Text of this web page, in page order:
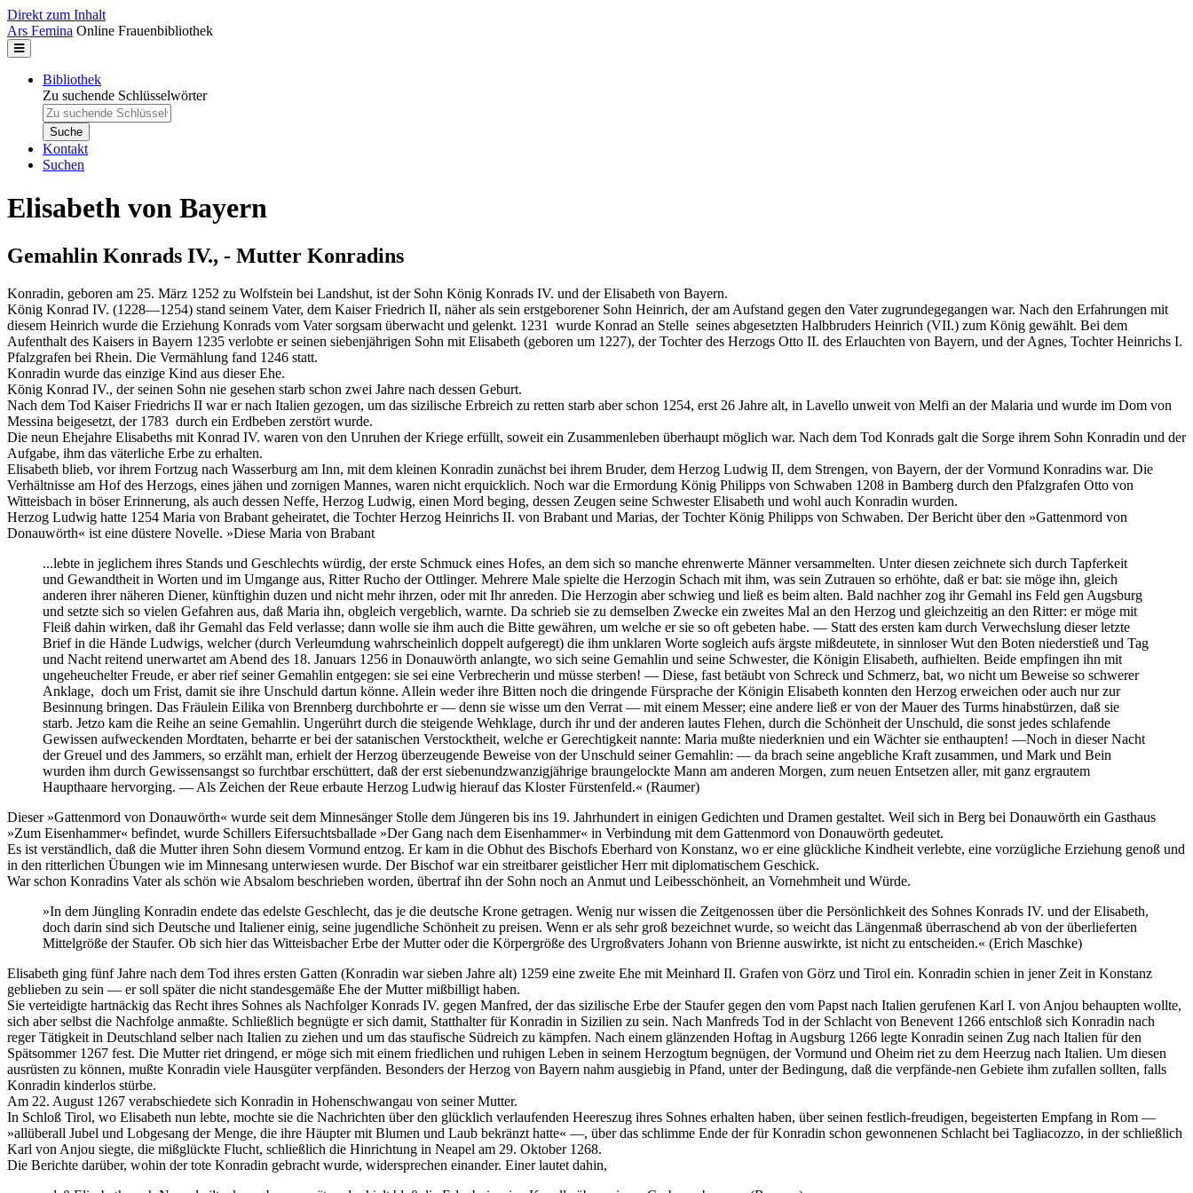
Direkt zum Inhalt
Ars Femina Online Frauenbibliothek
Bibliothek
Zu suchende Schlüsselwörter
Kontakt
Suchen
Elisabeth von Bayern
Gemahlin Konrads IV., - Mutter Konradins
Konradin, geboren am 25. März 1252 zu Wolfstein bei Landshut, ist der Sohn König Konrads IV. und der Elisabeth von Bayern.
König Konrad IV. (1228—1254) stand seinem Vater, dem Kaiser Friedrich II, näher als sein erstgeborener Sohn Heinrich, der am Aufstand gegen den Vater zugrundegegangen war. Nach den Erfahrungen mit
diesem Heinrich wurde die Erziehung Konrads vom Vater sorgsam überwacht und gelenkt. 1231 wurde Konrad an Stelle seines abgesetzten Halbbruders Heinrich (VII.) zum König gewählt. Bei dem
Aufenthalt des Kaisers in Bayern 1235 verlobte er seinen siebenjährigen Sohn mit Elisabeth (geboren um 1227), der Tochter des Herzogs Otto II. des Erlauchten von Bayern, und der Agnes, Tochter Heinrichs I.
Pfalzgrafen bei Rhein. Die Vermählung fand 1246 statt.
Konradin wurde das einzige Kind aus dieser Ehe.
König Konrad IV., der seinen Sohn nie gesehen starb schon zwei Jahre nach dessen Geburt.
Nach dem Tod Kaiser Friedrichs II war er nach Italien gezogen, um das sizilische Erbreich zu retten starb aber schon 1254, erst 26 Jahre alt, in Lavello unweit von Melfi an der Malaria und wurde im Dom von
Messina beigesetzt, der 1783 durch ein Erdbeben zerstört wurde.
Die neun Ehejahre Elisabeths mit Konrad IV. waren von den Unruhen der Kriege erfüllt, soweit ein Zusammenleben überhaupt möglich war. Nach dem Tod Konrads galt die Sorge ihrem Sohn Konradin und der
Aufgabe, ihm das väterliche Erbe zu erhalten.
Elisabeth blieb, vor ihrem Fortzug nach Wasserburg am Inn, mit dem kleinen Konradin zunächst bei ihrem Bruder, dem Herzog Ludwig II, dem Strengen, von Bayern, der der Vormund Konradins war. Die
Verhältnisse am Hof des Herzogs, eines jähen und zornigen Mannes, waren nicht erquicklich. Noch war die Ermordung König Philipps von Schwaben 1208 in Bamberg durch den Pfalzgrafen Otto von
Witteisbach in böser Erinnerung, als auch dessen Neffe, Herzog Ludwig, einen Mord beging, dessen Zeugen seine Schwester Elisabeth und wohl auch Konradin wurden.
Herzog Ludwig hatte 1254 Maria von Brabant geheiratet, die Tochter Herzog Heinrichs II. von Brabant und Marias, der Tochter König Philipps von Schwaben. Der Bericht über den »Gattenmord von
Donauwörth« ist eine düstere Novelle. »Diese Maria von Brabant
...lebte in jeglichem ihres Stands und Geschlechts würdig, der erste Schmuck eines Hofes, an dem sich so manche ehrenwerte Männer versammelten. Unter diesen zeichnete sich durch Tapferkeit
und Gewandtheit in Worten und im Umgange aus, Ritter Rucho der Ottlinger. Mehrere Male spielte die Herzogin Schach mit ihm, was sein Zutrauen so erhöhte, daß er bat: sie möge ihn, gleich
anderen ihrer näheren Diener, künftighin duzen und nicht mehr ihrzen, oder mit Ihr anreden. Die Herzogin aber schwieg und ließ es beim alten. Bald nachher zog ihr Gemahl ins Feld gen Augsburg
und setzte sich so vielen Gefahren aus, daß Maria ihn, obgleich vergeblich, warnte. Da schrieb sie zu demselben Zwecke ein zweites Mal an den Herzog und gleichzeitig an den Ritter: er möge mit
Fleiß dahin wirken, daß ihr Gemahl das Feld verlasse; dann wolle sie ihm auch die Bitte gewähren, um welche er sie so oft gebeten habe. — Statt des ersten kam durch Verwechslung dieser letzte
Brief in die Hände Ludwigs, welcher (durch Verleumdung wahrscheinlich doppelt aufgeregt) die ihm unklaren Worte sogleich aufs ärgste mißdeutete, in sinnloser Wut den Boten niederstieß und Tag
und Nacht reitend unerwartet am Abend des 18. Januars 1256 in Donauwörth anlangte, wo sich seine Gemahlin und seine Schwester, die Königin Elisabeth, aufhielten. Beide empfingen ihn mit
ungeheuchelter Freude, er aber rief seiner Gemahlin entgegen: sie sei eine Verbrecherin und müsse sterben! — Diese, fast betäubt von Schreck und Schmerz, bat, wo nicht um Beweise so schwerer
Anklage, doch um Frist, damit sie ihre Unschuld dartun könne. Allein weder ihre Bitten noch die dringende Fürsprache der Königin Elisabeth konnten den Herzog erweichen oder auch nur zur
Besinnung bringen. Das Fräulein Eilika von Brennberg durchbohrte er — denn sie wisse um den Verrat — mit einem Messer; eine andere ließ er von der Mauer des Turms hinabstürzen, daß sie
starb. Jetzo kam die Reihe an seine Gemahlin. Ungerührt durch die steigende Wehklage, durch ihr und der anderen lautes Flehen, durch die Schönheit der Unschuld, die sonst jedes schlafende
Gewissen aufweckenden Mordtaten, beharrte er bei der satanischen Verstocktheit, welche er Gerechtigkeit nannte: Maria mußte niederknien und ein Wächter sie enthaupten! —Noch in dieser Nacht
der Greuel und des Jammers, so erzählt man, erhielt der Herzog überzeugende Beweise von der Unschuld seiner Gemahlin: — da brach seine angebliche Kraft zusammen, und Mark und Bein
wurden ihm durch Gewissensangst so furchtbar erschüttert, daß der erst siebenundzwanzigjährige braungelockte Mann am anderen Morgen, zum neuen Entsetzen aller, mit ganz ergrautem
Haupthaare hervorging. — Als Zeichen der Reue erbaute Herzog Ludwig hierauf das Kloster Fürstenfeld.« (Raumer)
Dieser »Gattenmord von Donauwörth« wurde seit dem Minnesänger Stolle dem Jüngeren bis ins 19. Jahrhundert in einigen Gedichten und Dramen gestaltet. Weil sich in Berg bei Donauwörth ein Gasthaus
»Zum Eisenhammer« befindet, wurde Schillers Eifersuchtsballade »Der Gang nach dem Eisenhammer« in Verbindung mit dem Gattenmord von Donauwörth gedeutet.
Es ist verständlich, daß die Mutter ihren Sohn diesem Vormund entzog. Er kam in die Obhut des Bischofs Eberhard von Konstanz, wo er eine glückliche Kindheit verlebte, eine vorzügliche Erziehung genoß und
in den ritterlichen Übungen wie im Minnesang unterwiesen wurde. Der Bischof war ein streitbarer geistlicher Herr mit diplomatischem Geschick.
War schon Konradins Vater als schön wie Absalom beschrieben worden, übertraf ihn der Sohn noch an Anmut und Leibesschönheit, an Vornehmheit und Würde.
»In dem Jüngling Konradin endete das edelste Geschlecht, das je die deutsche Krone getragen. Wenig nur wissen die Zeitgenossen über die Persönlichkeit des Sohnes Konrads IV. und der Elisabeth,
doch darin sind sich Deutsche und Italiener einig, seine jugendliche Schönheit zu preisen. Wenn er als sehr groß bezeichnet wurde, so weicht das Längenmaß überraschend ab von der überlieferten
Mittelgröße der Staufer. Ob sich hier das Witteisbacher Erbe der Mutter oder die Körpergröße des Urgroßvaters Johann von Brienne auswirkte, ist nicht zu entscheiden.« (Erich Maschke)
Elisabeth ging fünf Jahre nach dem Tod ihres ersten Gatten (Konradin war sieben Jahre alt) 1259 eine zweite Ehe mit Meinhard II. Grafen von Görz und Tirol ein. Konradin schien in jener Zeit in Konstanz
geblieben zu sein — er soll später die nicht standesgemäße Ehe der Mutter mißbilligt haben.
Sie verteidigte hartnäckig das Recht ihres Sohnes als Nachfolger Konrads IV. gegen Manfred, der das sizilische Erbe der Staufer gegen den vom Papst nach Italien gerufenen Karl I. von Anjou behaupten wollte,
sich aber selbst die Nachfolge anmaßte. Schließlich begnügte er sich damit, Statthalter für Konradin in Sizilien zu sein. Nach Manfreds Tod in der Schlacht von Benevent 1266 entschloß sich Konradin nach
reger Tätigkeit in Deutschland selber nach Italien zu ziehen und um das staufische Südreich zu kämpfen. Nach einem glänzenden Hoftag in Augsburg 1266 legte Konradin seinen Zug nach Italien für den
Spätsommer 1267 fest. Die Mutter riet dringend, er möge sich mit einem friedlichen und ruhigen Leben in seinem Herzogtum begnügen, der Vormund und Oheim riet zu dem Heerzug nach Italien. Um diesen
ausrüsten zu können, mußte Konradin viele Hausgüter verpfänden. Besonders der Herzog von Bayern nahm ausgiebig in Pfand, unter der Bedingung, daß die verpfände-nen Gebiete ihm zufallen sollten, falls
Konradin kinderlos stürbe.
Am 22. August 1267 verabschiedete sich Konradin in Hohenschwangau von seiner Mutter.
In Schloß Tirol, wo Elisabeth nun lebte, mochte sie die Nachrichten über den glücklich verlaufenden Heereszug ihres Sohnes erhalten haben, über seinen festlich-freudigen, begeisterten Empfang in Rom —
»allüberall Jubel und Lobgesang der Menge, die ihre Häupter mit Blumen und Laub bekränzt hatte« —, über das schlimme Ende der für Konradin schon gewonnenen Schlacht bei Tagliacozzo, in der schließlich
Karl von Anjou siegte, die mißglückte Flucht, schließlich die Hinrichtung in Neapel am 29. Oktober 1268.
Die Berichte darüber, wohin der tote Konradin gebracht wurde, widersprechen einander. Einer lautet dahin,